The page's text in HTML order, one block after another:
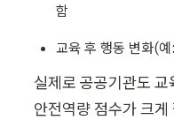
함
교육 후 행동 변화(
실제로 공공기관도
안전역량 점수가 크